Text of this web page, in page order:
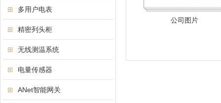
多用户电表
精密列头柜
无线测温系统
电量传感器
ANet智能网关
公司图片